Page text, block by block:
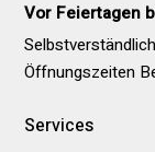
Vor Feiertagen
Öffnungs­zeiten
Services